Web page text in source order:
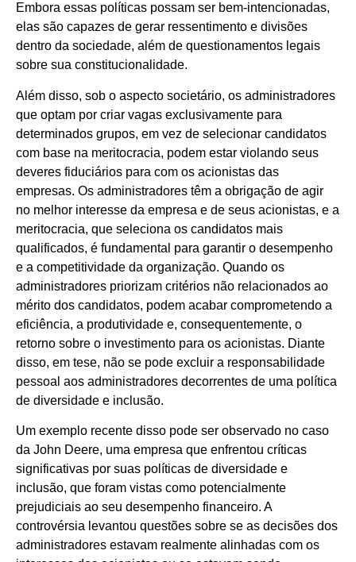
Embora essas políticas possam ser bem-intencionadas,
elas são capazes de gerar ressentimento e divisões
dentro da sociedade, além de questionamentos legais
sobre sua constitucionalidade.
Além disso, sob o aspecto societário, os administradores
que optam por criar vagas exclusivamente para
determinados grupos, em vez de selecionar candidatos
com base na meritocracia, podem estar violando seus
deveres fiduciários para com os acionistas das
empresas. Os administradores têm a obrigação de agir
no melhor interesse da empresa e de seus acionistas, e a
meritocracia, que seleciona os candidatos mais
qualificados, é fundamental para garantir o desempenho
e a competitividade da organização. Quando os
administradores priorizam critérios não relacionados ao
mérito dos candidatos, podem acabar comprometendo a
eficiência, a produtividade e, consequentemente, o
retorno sobre o investimento para os acionistas. Diante
disso, em tese, não se pode excluir a responsabilidade
pessoal aos administradores decorrentes de uma política
de diversidade e inclusão.
Um exemplo recente disso pode ser observado no caso
da John Deere, uma empresa que enfrentou críticas
significativas por suas políticas de diversidade e
inclusão, que foram vistas como potencialmente
prejudiciais ao seu desempenho financeiro. A
controvérsia levantou questões sobre se as decisões dos
administradores estavam realmente alinhadas com os